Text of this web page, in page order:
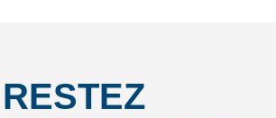
RESTEZ